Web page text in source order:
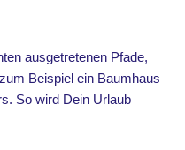
ausgetretenen Pfade,
Beispiel ein Baumhaus
So wird Dein Urlaub